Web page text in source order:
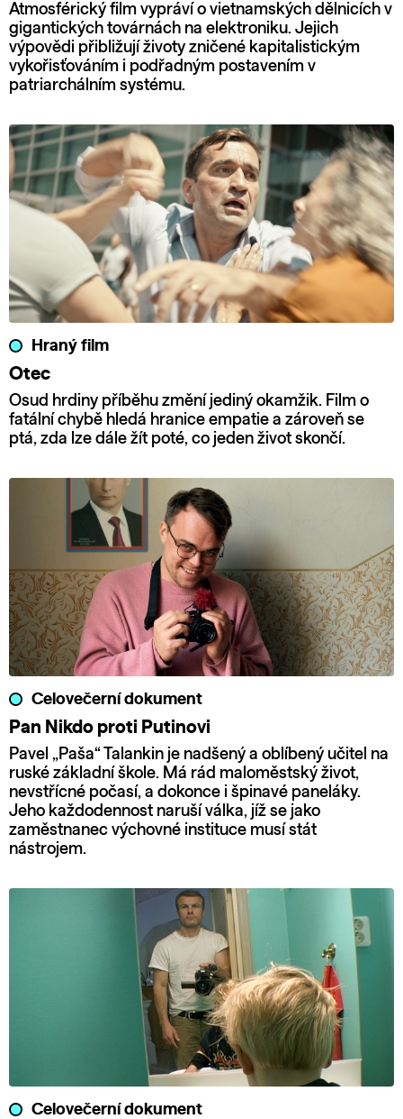
Atmosférický film vypráví o vietnamských dělnicích v
gigantických továrnách na elektroniku. Jejich
výpovědi přibližují životy zničené kapitalistickým
vykořisťováním i podřadným postavením v
patriarchálním systému.
Hraný film
Otec
Osud hrdiny příběhu změní jediný okamžik. Film o
fatální chybě hledá hranice empatie a zároveň se
ptá, zda lze dále žít poté, co jeden život skončí.
Celovečerní dokument
Pan Nikdo proti Putinovi
Pavel „Paša“ Talankin je nadšený a oblíbený učitel na
ruské základní škole. Má rád maloměstský život,
nevstřícné počasí, a dokonce i špinavé paneláky.
Jeho každodennost naruší válka, jíž se jako
zaměstnanec výchovné instituce musí stát
nástrojem.
Celovečerní dokument